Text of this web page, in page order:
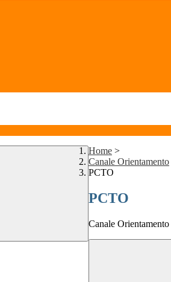
Home >
Canale Orientamento
PCTO
PCTO
Canale Orientamento